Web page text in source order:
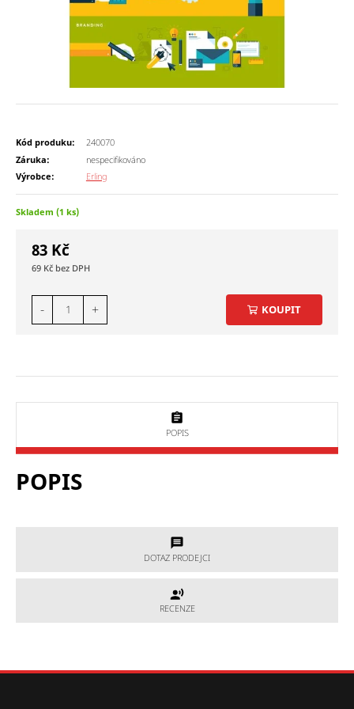
Kód produku:
240070
Záruka:
nespecifikováno
Výrobce:
Erling
Skladem (1 ks)
83 Kč
69 Kč
- + KOUPIT
POPIS
POPIS
DOTAZ PRODEJCI
DOTAZ PRODEJCI
Neváhejte se na nás obrátit a my Vám rádi pomůžeme.
RECENZE